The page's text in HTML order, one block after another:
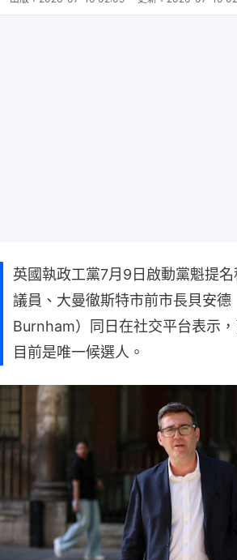
英國執政工黨7月9日啟動黨魁提
議員、大曼徹斯特市前市長貝安
Burnham）同日在社交平台表示，
目前是唯一候選人。